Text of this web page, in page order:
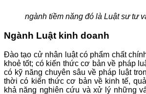
ngành tiềm năng đó là Luật sư tư
Ngành Luật kinh doanh
Đào tạo cử nhân luật có phẩm chất
khoẻ tốt; có kiến thức cơ bản về pháp
có kỹ năng chuyên sâu về pháp luật
thời có kiến thức cơ bản về kinh tế,
khả năng nghiên cứu và xử lý những